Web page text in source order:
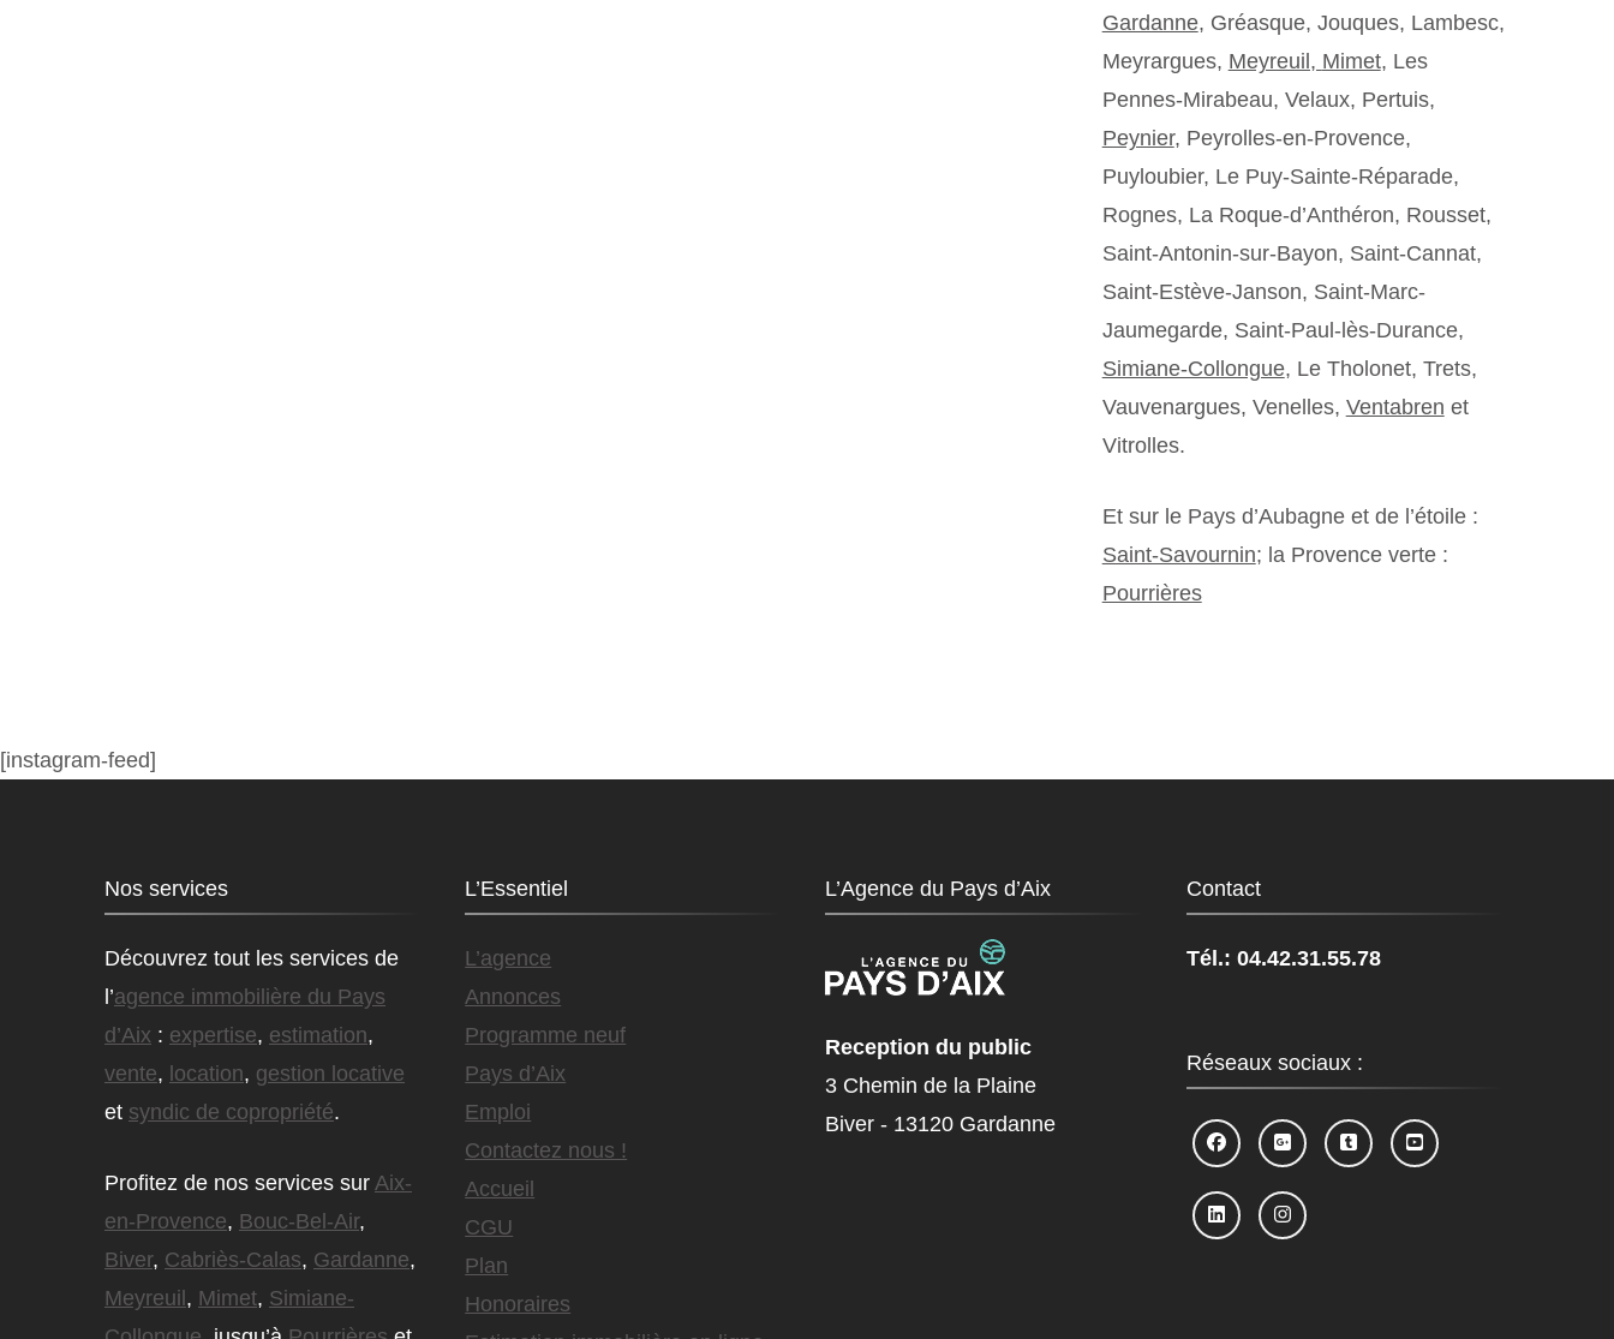
Gardanne, Gréasque, Jouques, Lambesc,
Meyrargues, Meyreuil, Mimet, Les
Pennes-Mirabeau, Velaux, Pertuis,
Peynier, Peyrolles-en-Provence,
Puyloubier, Le Puy-Sainte-Réparade,
Rognes, La Roque-d’Anthéron, Rousset,
Saint-Antonin-sur-Bayon, Saint-Cannat,
Saint-Estève-Janson, Saint-Marc-
Jaumegarde, Saint-Paul-lès-Durance,
Simiane-Collongue, Le Tholonet, Trets,
Vauvenargues, Venelles, Ventabren et
Vitrolles.
Et sur le Pays d’Aubagne et de l’étoile :
Saint-Savournin; la Provence verte :
Pourrières
[instagram-feed]
Nos services
Découvrez tout les services de
l’agence immobilière du Pays
d’Aix : expertise, estimation,
vente, location, gestion locative
et syndic de copropriété.
Profitez de nos services sur Aix-
en-Provence, Bouc-Bel-Air,
Biver, Cabriès-Calas, Gardanne,
Meyreuil , Mimet, Simiane-
L’Essentiel
L’agence
Annonces
Programme neuf
Pays d’Aix
Emploi
Contactez nous !
Accueil
CGU
Plan
Honoraires
L’Agence du Pays d’Aix
Reception du public
3 Chemin de la Plaine
Biver - 13120 Gardanne
Contact
Tél.: 04.42.31.55.78
Réseaux sociaux :